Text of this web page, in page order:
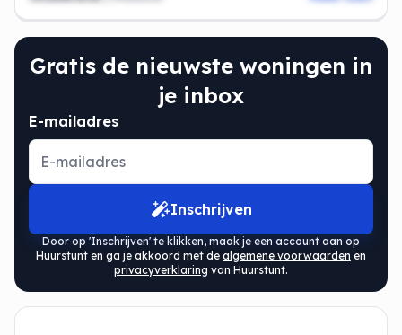
Gratis de nieuwste woningen in
je inbox
E-mailadres
Inschrijven
Door op 'Inschrijven' te klikken, maak je een account aan op
Huurstunt en ga je akkoord met de algemene voorwaarden en
privacyverklaring van Huurstunt.